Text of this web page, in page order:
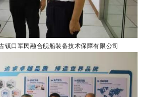
镇口军民融合舰船装备技术保障有限公司